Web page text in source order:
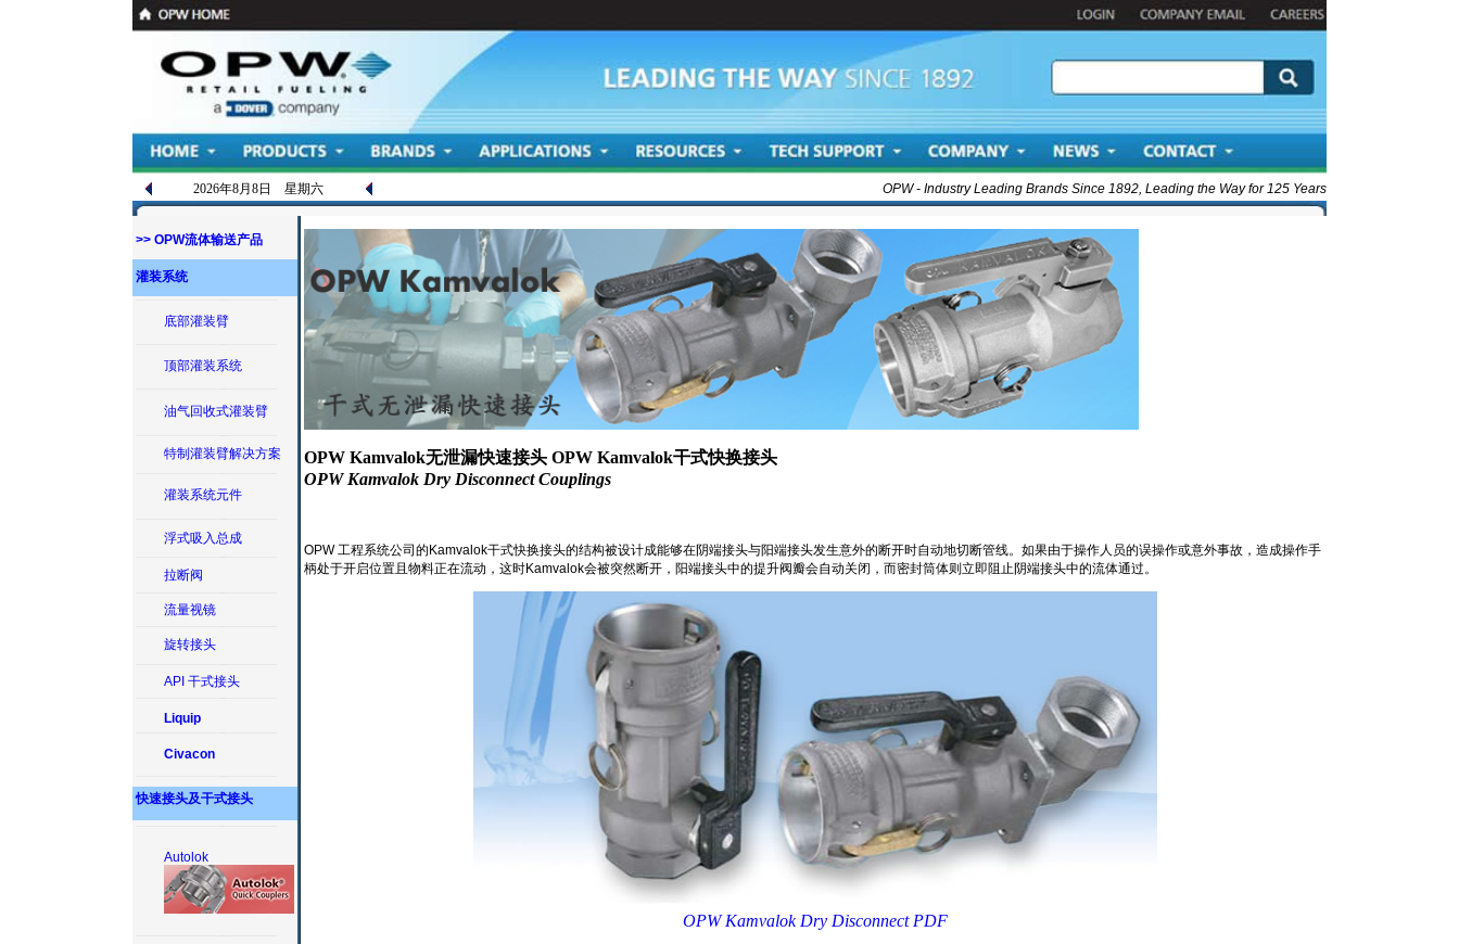
2026年8月8日 星期六 OPW - Industry Leading Brands Since 1892, Leading the Way for 125 Years
>> OPW流体输送产品
灌装系统
底部灌装臂
顶部灌装系统
油气回收式灌装臂
特制灌装臂解决方案
灌装系统元件
浮式吸入总成
拉断阀
流量视镜
旋转接头
API 干式接头
Liquip
Civacon
快速接头及干式接头
Autolok
OPW Kamvalok无泄漏快速接头 OPW Kamvalok干式快换接头
OPW Kamvalok Dry Disconnect Couplings
OPW 工程系统公司的Kamvalok干式快换接头的结构被设计成能够在阴端接头与阳端接头发生意外的断开时自动地切断管线。如果由于操作人员的误操作或意外事故，造成操作手
柄处于开启位置且物料正在流动，这时Kamvalok会被突然断开，阳端接头中的提升阀瓣会自动关闭，而密封筒体则立即阻止阴端接头中的流体通过。
OPW Kamvalok Dry Disconnect PDF